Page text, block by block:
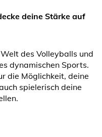
deine Stärke auf
des Volleyballs und
dynamischen Sports.
die Möglichkeit, deine
spielerisch deine